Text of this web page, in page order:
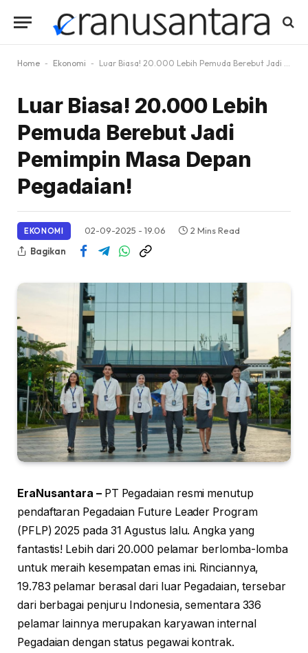
Home - Ekonomi - Luar Biasa! 20.000 Lebih Pemuda Berebut Jadi Pemimpin Masa Depan Pegadaian!
Luar Biasa! 20.000 Lebih
Pemuda Berebut Jadi
Pemimpin Masa Depan
Pegadaian!
EKONOMI 02-09-2025 - 19.06
2 Mins Read
Bagikan
EraNusantara –PT Pegadaian resmi menutup
pendaftaran Pegadaian Future Leader Program
(PFLP) 2025 pada 31 Agustus lalu. Angka yang
fantastis! Lebih dari 20.000 pelamar berlomba-lomba
untuk meraih kesempatan emas ini. Rinciannya,
19.783 pelamar berasal dari luar Pegadaian, tersebar
dari berbagai penjuru Indonesia, sementara 336
pelamar lainnya merupakan karyawan internal
Pegadaian dengan status pegawai kontrak.